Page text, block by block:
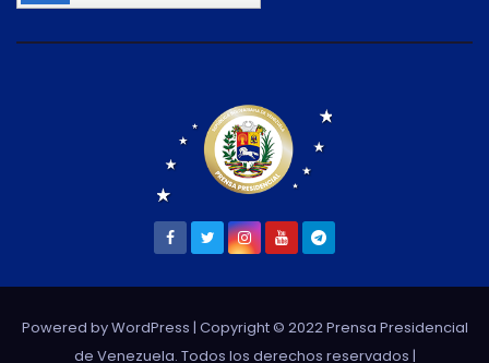
Powered by WordPress | Copyright © 2022 Prensa Presidencial
de Venezuela. Todos los derechos reservados |